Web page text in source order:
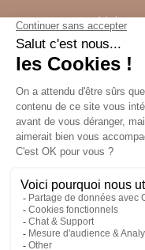
Votre
Votre
Réalisé
Photos